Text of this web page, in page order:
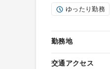
ゆったり勤務
勤務地
交通アクセス